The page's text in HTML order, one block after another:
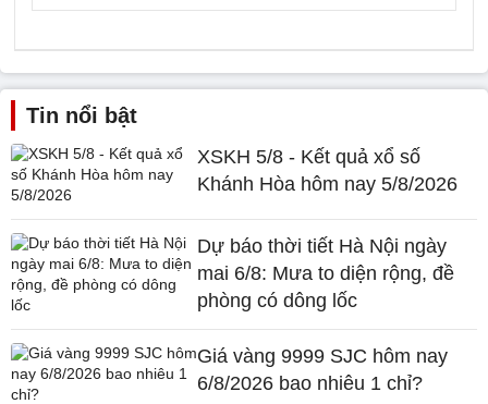
Tin nổi bật
XSKH 5/8 - Kết quả xổ số
Khánh Hòa hôm nay 5/8/2026
Dự báo thời tiết Hà Nội ngày
mai 6/8: Mưa to diện rộng, đề
phòng có dông lốc
Giá vàng 9999 SJC hôm nay
6/8/2026 bao nhiêu 1 chỉ?